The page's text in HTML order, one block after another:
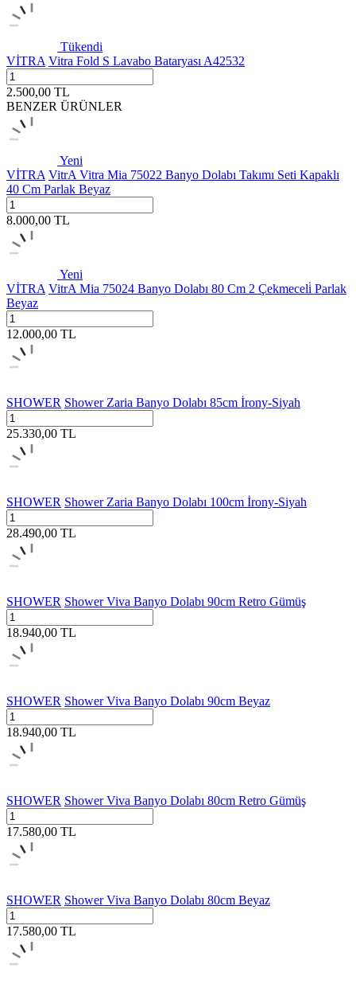
Tükendi
VİTRA Vitra Fold S Lavabo Bataryası A42532
2.500,00 TL
BENZER ÜRÜNLER
Yeni
VİTRA VitrA Vitra Mia 75022 Banyo Dolabı Takımı Seti Kapaklı
40 Cm Parlak Beyaz
8.000,00 TL
Yeni
VİTRA VitrA Mia 75024 Banyo Dolabı 80 Cm 2 Çekmeceli̇ Parlak
Beyaz
12.000,00 TL
SHOWER Shower Zaria Banyo Dolabı 85cm İrony-Siyah
25.330,00 TL
SHOWER Shower Zaria Banyo Dolabı 100cm İrony-Siyah
28.490,00 TL
SHOWER Shower Viva Banyo Dolabı 90cm Retro Gümüş
18.940,00 TL
SHOWER Shower Viva Banyo Dolabı 90cm Beyaz
18.940,00 TL
SHOWER Shower Viva Banyo Dolabı 80cm Retro Gümüş
17.580,00 TL
SHOWER Shower Viva Banyo Dolabı 80cm Beyaz
17.580,00 TL